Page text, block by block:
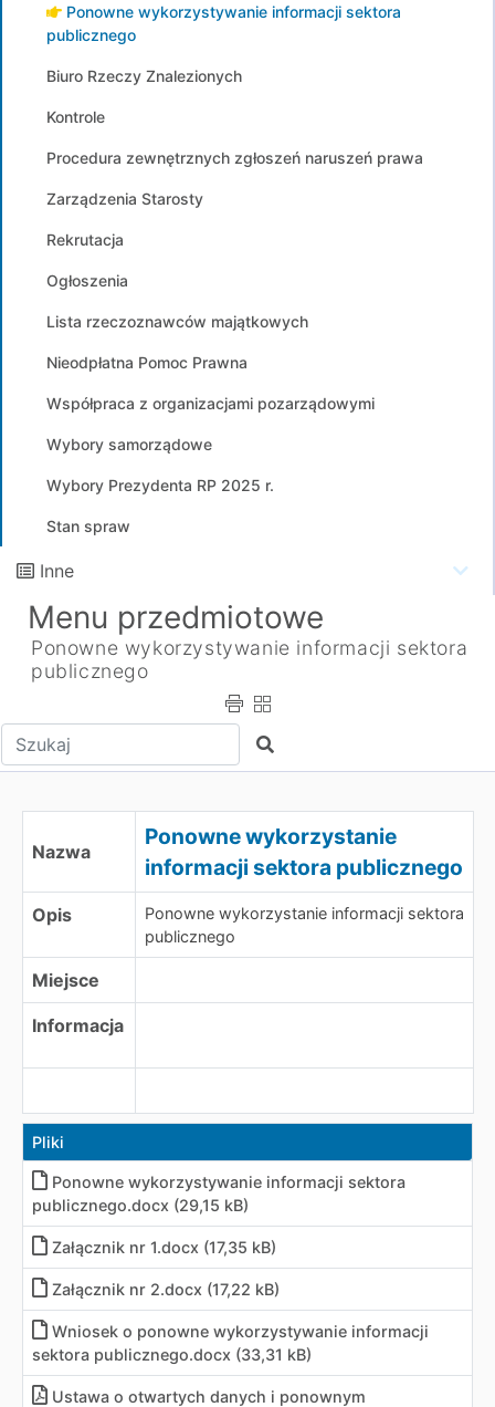
Ponowne wykorzystywanie informacji sektora
publicznego
Biuro Rzeczy Znalezionych
Kontrole
Procedura zewnętrznych zgłoszeń naruszeń prawa
Zarządzenia Starosty
Rekrutacja
Ogłoszenia
Lista rzeczoznawców majątkowych
Nieodpłatna Pomoc Prawna
Współpraca z organizacjami pozarządowymi
Wybory samorządowe
Wybory Prezydenta RP 2025 r.
Stan spraw
Inne
Menu przedmiotowe
Ponowne wykorzystywanie informacji sektora
publicznego
Wpisz tekst do wyszukania Szukaj
Nazwa
Ponowne wykorzystanie
informacji sektora publicznego
Opis
Ponowne wykorzystanie informacji sektora
publicznego
Miejsce
Informacja
Pliki
Ponowne wykorzystywanie informacji sektora
publicznego.docx (29,15 kB)
Załącznik nr 1.docx (17,35 kB)
Załącznik nr 2.docx (17,22 kB)
Wniosek o ponowne wykorzystywanie informacji
sektora publicznego.docx (33,31 kB)
Ustawa o otwartych danych i ponownym